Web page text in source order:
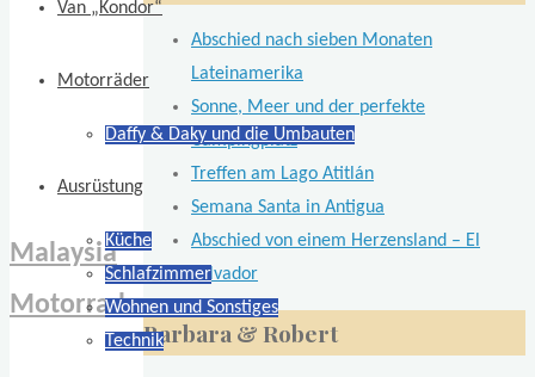
Van „Kondor“
Motorräder
Daffy & Daky und die Umbauten
Ausrüstung
Küche
Schlafzimmer
Wohnen und Sonstiges
Technik
Malaysia
Motorrad
Abschied nach sieben Monaten
Lateinamerika
Sonne, Meer und der perfekte
Campingplatz
Treffen am Lago Atitlán
Semana Santa in Antigua
Abschied von einem Herzensland – El
Salvador
Barbara & Robert